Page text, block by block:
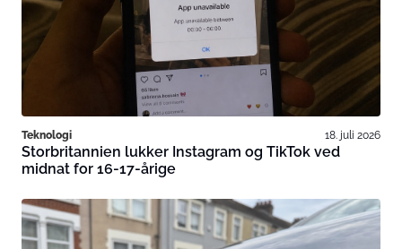
Teknologi 18. juli 2026
Storbritannien lukker Instagram og TikTok ved
midnat for 16-17-årige